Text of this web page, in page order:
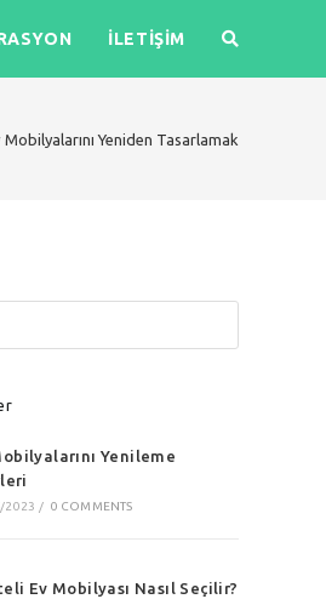
İLETIŞIM
Mobilyalarını Yeniden Tasarlamak
Yenileme
2023 / 0 COMMENTS
Ev Mobilyası Nasıl Seçilir?